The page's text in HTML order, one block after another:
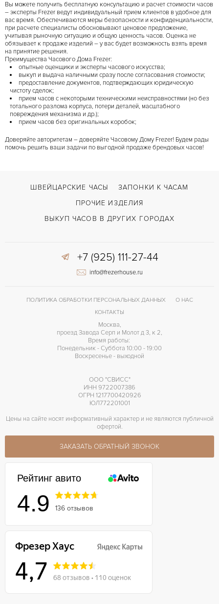
Вы можете получить бесплатную консультацию и расчет стоимости часов
– эксперты Frezer ведут индивидуальный прием клиентов в удобное для
вас время. Обеспечиваются меры безопасности и конфиденциальности,
при расчете специалисты обосновывают ценовое предложение,
учитывая рыночную ситуацию и общую ценность часов. Оценка не
обязывает к продаже изделий – у вас будет возможность взять время
на принятие решения.
Преимущества Часового Дома Frezer:
опытные оценщики и эксперты часового искусства;
выкуп и выдача наличными сразу после согласования стоимости;
предоставление документов, подтверждающих юридическую
чистоту сделок;
прием часов с некоторыми техническими неисправностями (но без
тотального разлома корпуса, потери деталей, масштабного
повреждения механизма и др.);
прием часов без оригинальных коробок;
Доверяйте авторитетам – доверяйте Часовому Дому Frezer! Будем рады
помочь решить ваши задачи по выгодной продаже брендовых часов!
ШВЕЙЦАРСКИЕ ЧАСЫ
ЗАПОНКИ К ЧАСАМ
ПРОЧИЕ ИЗДЕЛИЯ
ВЫКУП ЧАСОВ В ДРУГИХ ГОРОДАХ
+7 (925) 111-27-44
info@frezerhouse.ru
ПОЛИТИКА ОБРАБОТКИ ПЕРСОНАЛЬНЫХ ДАННЫХ
О НАС
КОНТАКТЫ
Москва,
проезд Завода Серп и Молот д 3, к 2,
Время работы:
Понедельник - Суббота 10:00 - 19:00
Воскресенье - выходной
ООО "СВИСС"
ИНН 9722007386
ОГРН 1217700420926
ЮЛ772201001
Цены на сайте носят информативный характер и не являются публичной
офертой.
ЗАКАЗАТЬ ОБРАТНЫЙ ЗВОНОК
Рейтинг авито
4.9 136 отзывов